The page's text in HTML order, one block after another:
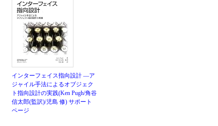
インターフェイス指向設計 ―ア
ジャイル手法によるオブジェク
ト指向設計の実践(Ken Pugh/角谷
信太郎(監訳)/児島 修) サポート
ページ